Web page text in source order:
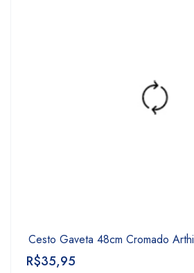
Cesto Gaveta 48cm Cromado Arthi
R$35,95